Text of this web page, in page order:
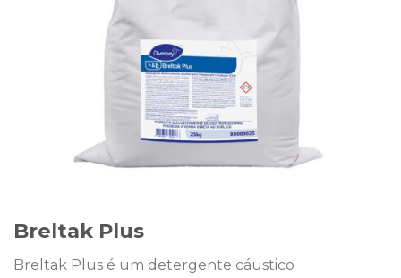
Breltak Plus
Breltak Plus é um detergente cáustico